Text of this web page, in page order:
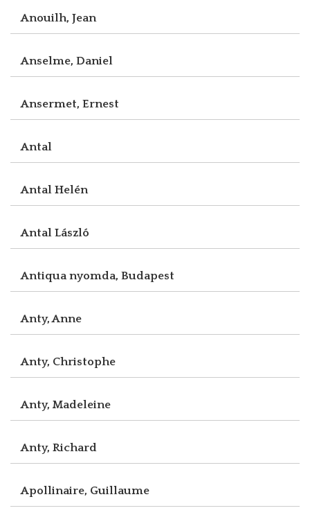
Anouilh, Jean
Anselme, Daniel
Ansermet, Ernest
Antal
Antal Helén
Antal László
Antiqua nyomda, Budapest
Anty, Anne
Anty, Christophe
Anty, Madeleine
Anty, Richard
Apollinaire, Guillaume